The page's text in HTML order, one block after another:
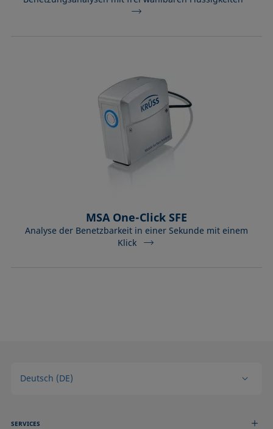
MSA One-Click SFE
Analyse der Benetzbarkeit in einer Sekunde mit einem
Klick
Deutsch (DE)
SERVICES